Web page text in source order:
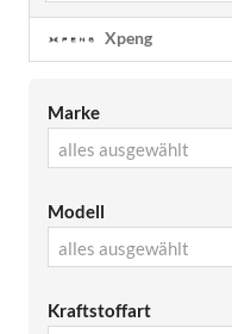
Xpeng
Marke
alles ausgewählt
Modell
alles ausgewählt
Kraftstoffart